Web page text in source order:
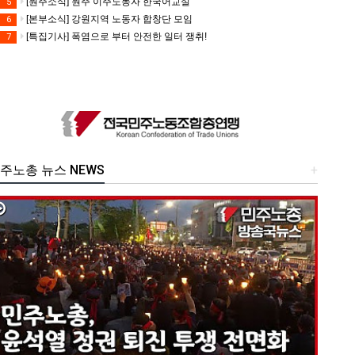
6 [본부소식] 강원지역 노동자 합창단 모임
7 [특집기사] 폭염으로 부터 안전한 일터 쟁취!
+
노총 뉴스 NEWS